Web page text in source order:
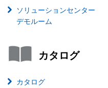
ソリューションセンター
デモルーム
カタログ
カタログ